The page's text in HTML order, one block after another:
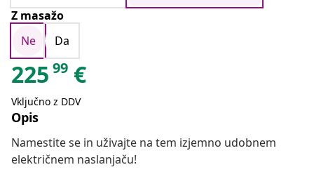
Z masažo
Ne
Da
225 99 €
Vključno z DDV
Opis
Namestite se in uživajte na tem izjemno udobnem
električnem naslanjaču!